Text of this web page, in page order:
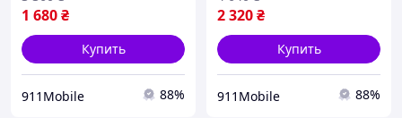
1 680₴
Купить
911Mobile 88%
2 320₴
Купить
911Mobile 88%